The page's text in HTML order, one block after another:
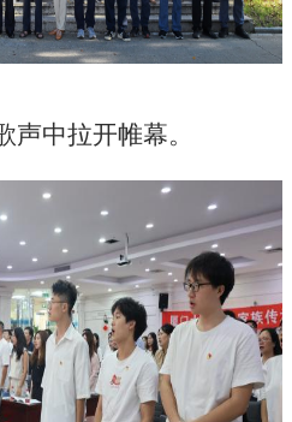
声中拉开帷幕。